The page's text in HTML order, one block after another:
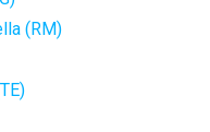
(RM)